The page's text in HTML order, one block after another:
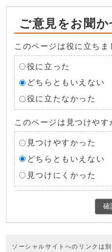
ご意見をお聞
このページは役に立ちま
役に立った
どちらともいえない
役に立たなかった
このページは見つけやす
見つけやすかった
どちらともいえない
見つけにくかった
確
ソーシャルサイトへのリンクは